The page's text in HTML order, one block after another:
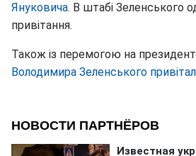
Януковича. В штабі Зеленського
привітання.
Також із перемогою на
Володимира Зеленського